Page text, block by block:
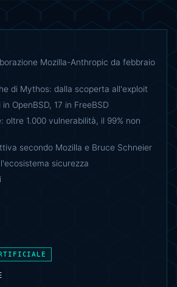
Mozilla-Anthropic da febbraio
di Mythos: dalla scoperta all'exploit
OpenBSD, 17 in FreeBSD
oltre 1.000 vulnerabilità, il 99% non
secondo Mozilla e Bruce Schneier
sicurezza